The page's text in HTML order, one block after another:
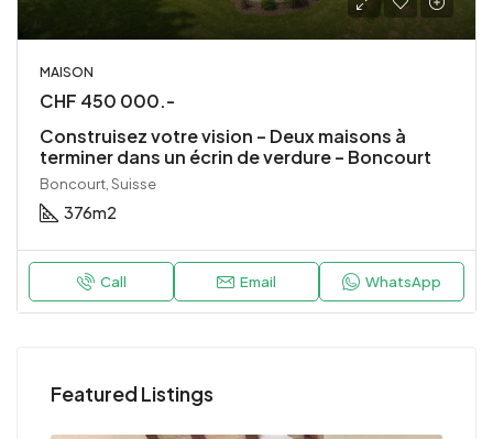
MAISON
CHF 450 000.-
Construisez votre vision – Deux maisons à
terminer dans un écrin de verdure – Boncourt
Boncourt, Suisse
376m2
Call Email WhatsApp
Featured Listings